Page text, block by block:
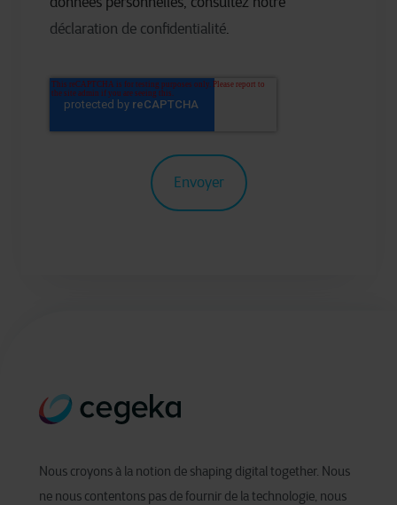
déclaration de confidentialité.
Nous croyons à la notion de shaping digital together. Nous
ne nous contentons pas de fournir de la technologie, nous